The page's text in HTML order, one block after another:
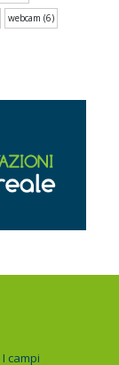
webcam (6)
I campi